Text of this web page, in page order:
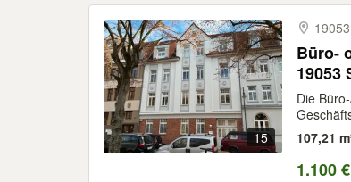
15
Büro-
19053
Die
107,21
1.100 €